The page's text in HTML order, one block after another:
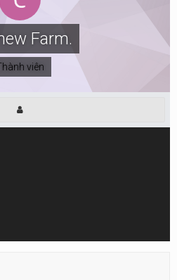
Farm.
viên